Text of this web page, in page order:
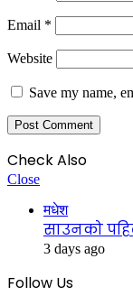
Email *
Website
Save my name,
Check Also
Close
मधेश
साउनको
3 days ago
Follow Us